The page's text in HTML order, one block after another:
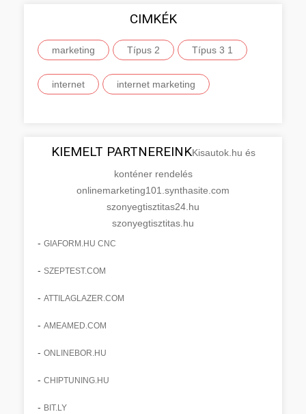
CIMKÉK
marketing Típus 2 Típus 3 1
internet internet marketing
KIEMELT PARTNEREINKKisautok.hu és
konténer rendelés
onlinemarketing101.synthasite.com
szonyegtisztitas24.hu
szonyegtisztitas.hu
- GIAFORM.HU CNC
- SZEPTEST.COM
- ATTILAGLAZER.COM
- AMEAMED.COM
- ONLINEBOR.HU
- CHIPTUNING.HU
- BIT.LY